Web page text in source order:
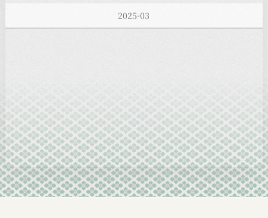
2025-02
2024-10
2024-09